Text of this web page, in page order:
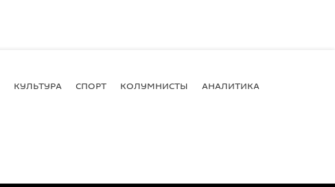
КУЛЬТУРА СПОРТ КОЛУМНИСТЫ АНАЛИТИКА